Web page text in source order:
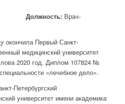
Должность:Врач-
окончила Первый Санкт-
медицинский университет
2020 год. Диплом 107824 №
«лечебное дело».
Петербургский
университет имени академика